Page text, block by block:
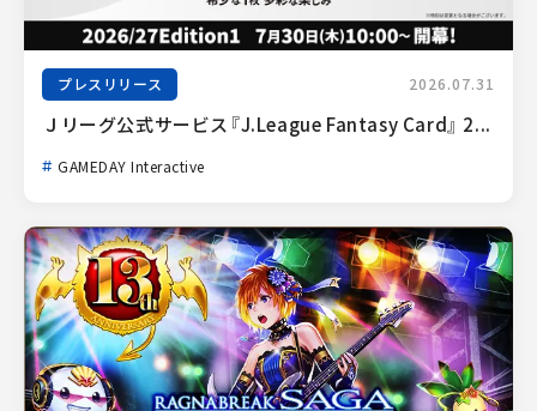
プレスリリース 2026.07.31
Ｊリーグ公式サービス『J.League Fantasy Card』 2...
GAMEDAY Interactive